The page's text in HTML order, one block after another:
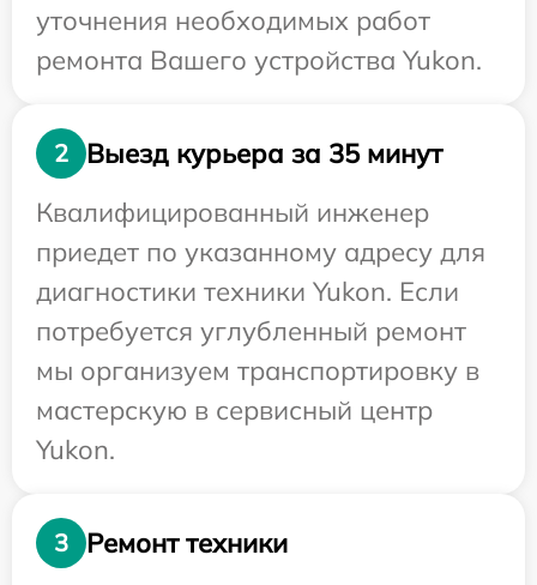
уточнения необходимых работ
ремонта Вашего устройства Yukon.
2
Выезд курьера за 35 минут
Квалифицированный инженер
приедет по указанному адресу для
диагностики техники Yukon. Если
потребуется углубленный ремонт
мы организуем транспортировку в
мастерскую в сервисный центр
Yukon.
3 Ремонт техники